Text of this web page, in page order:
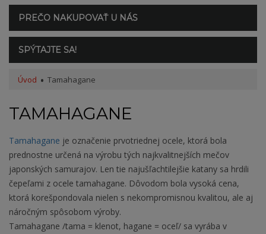
PREČO NAKUPOVAŤ U NÁS
SPÝTAJTE SA!
Úvod Tamahagane
TAMAHAGANE
Tamahagane je označenie prvotriednej ocele, ktorá bola
prednostne určená na výrobu tých najkvalitnejších mečov
japonských samurajov. Len tie najušľachtilejšie katany sa hrdili
čepeľami z ocele tamahagane. Dôvodom bola vysoká cena,
ktorá korešpondovala nielen s nekompromisnou kvalitou, ale aj
náročným spôsobom výroby.
Tamahagane /tama = klenot, hagane = oceľ/ sa vyrába v